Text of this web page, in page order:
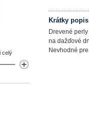
Krátky popis
Drevené
na dažďové
Nevhodné
celý